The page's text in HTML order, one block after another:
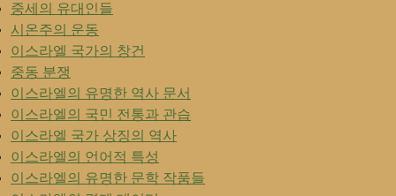
중세의 유대인들
시온주의 운동
이스라엘 국가의 창건
중동 분쟁
이스라엘의 유명한 역사 문서
이스라엘의 국민 전통과 관습
이스라엘 국가 상징의 역사
이스라엘의 언어적 특성
이스라엘의 유명한 문학 작품들